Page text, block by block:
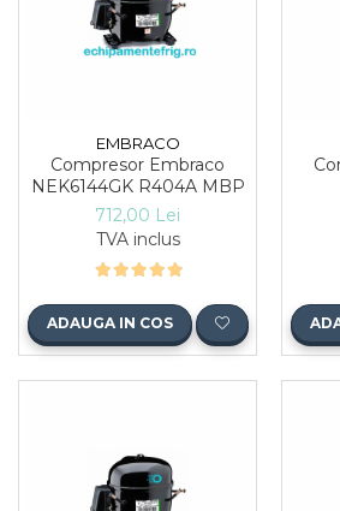
EMBRACO
Compresor Embraco
NEK6144GK R404A MBP
712,00 Lei
TVA inclus
ADAUGA IN COS